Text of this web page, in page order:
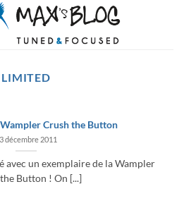
LIMITED
Crush the Button
décembre 2011
avec un exemplaire de la Wampler
Button ! On [...]